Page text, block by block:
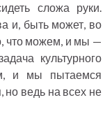
сложа руки.
и, быть может, во
что можем, и мы —
культурного
и мы пытаемся
но ведь на всех не